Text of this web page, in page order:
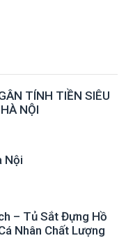
TÍNH TIỀN SIÊU
NỘI
Nội
– Tủ Sắt Đựng Hồ
Nhân Chất Lượng